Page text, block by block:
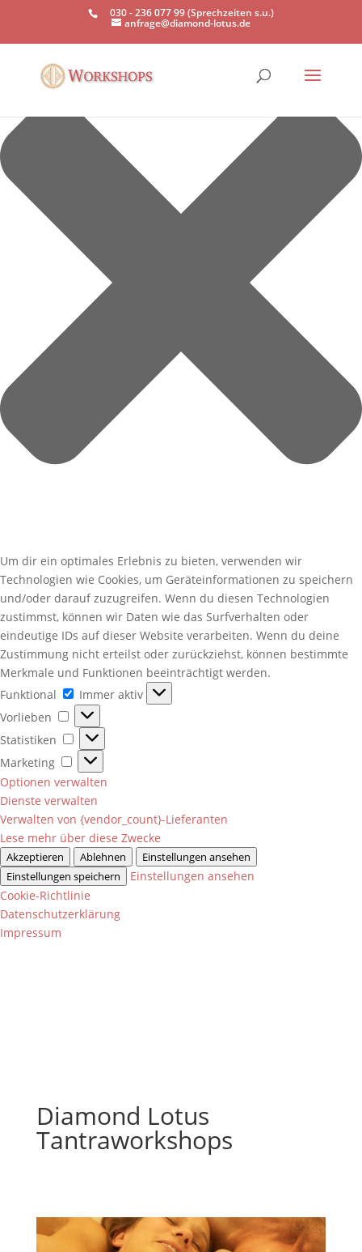
Einwilligung verwalten
Um dir ein optimales Erlebnis zu bieten, verwenden wir
Technologien wie Cookies, um Geräteinformationen zu speichern
und/oder darauf zuzugreifen. Wenn du diesen Technologien
zustimmst, können wir Daten wie das Surfverhalten oder
eindeutige IDs auf dieser Website verarbeiten. Wenn du deine
Zustimmung nicht erteilst oder zurückziehst, können bestimmte
Merkmale und Funktionen beeinträchtigt werden.
Funktional
Funktional
Immer aktiv
Vorlieben
Vorlieben
Statistiken
Statistiken
Marketing
Marketing
Optionen verwalten
Dienste verwalten
Verwalten von {vendor_count}-Lieferanten
Lese mehr über diese Zwecke
Akzeptieren Ablehnen
Einstellungen ansehen
Einstellungen speichern
Einstellungen ansehen
Cookie-Richtlinie
Datenschutzerklärung
Impressum
030 - 236 077 99 (Sprechzeiten s.u.)
anfrage@diamond-lotus.de
Diamond Lotus
Tantraworkshops